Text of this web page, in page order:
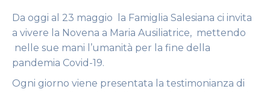
Da oggi al 23 maggio la Famiglia Salesiana ci invita
a vivere la Novena a Maria Ausiliatrice, mettendo
nelle sue mani l’umanità per la fine della
pandemia Covid-19.
Ogni giorno viene presentata la testimonianza di